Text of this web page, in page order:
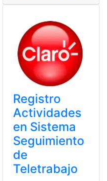
Registro
Actividades
en Sistema
Seguimiento
de
Teletrabajo